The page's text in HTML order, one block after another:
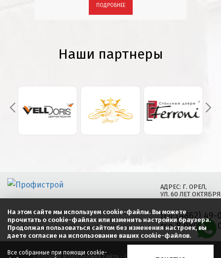
ПОДРОБНЕЕ
Наши партнеры
©Профистрой, ИП Журавлев П.В., 2017-2026
АДРЕС: Г. ОРЕЛ,
УЛ. 60 ЛЕТ
ТЕЛ:(4862) 49-
ТЕЛ:8 980 769
Создание и поддержка сайта - ООО «Регион центр».
На этом сайте мы используем cookie-файлы. Вы можете
прочитать о cookie-файлах или изменить настройки браузера.
Продолжая пользоваться сайтом без изменения настроек, вы
даете согласие на использование ваших cookie-файлов.
Все собранные при помощи cookie-